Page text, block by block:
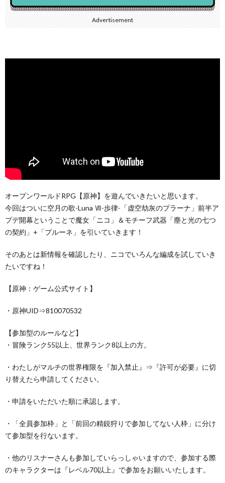
Advertisement
オープンワールドRPG【原神】を遊んでいきたいと思います。
今回はついに空月の歌-Luna Ⅶ-歩律-「虚空劫灰のプラーナ」前半ア
プデ開幕ということで魔女「ニコ」＆モチーフ武器「塵と光の七つ
の契約」+「プルーネ」を引いていきます！
そのあとは新情報を確認したり、ニコでいろんな編成を試していき
たいですね！
【原神：ゲーム公式サイト】
・原神UID⇒810070532
【参加型のルールなど】
・冒険ランク55以上、世界ランク8以上の方。
・わたしがマルチの世界権限を『加入禁止』⇒『許可が必要』に切
り替えたら申請してください。
・申請をいただいた順に承認します。
・「全員参加枠」と「前回の精鋭狩りで参加してない人枠」に分け
て参加型を行ないます。
・他のリスナーさんも参加していらっしゃいますので、参加する際
のキャラクターは『レベル70以上』で参加をお願いいたします。